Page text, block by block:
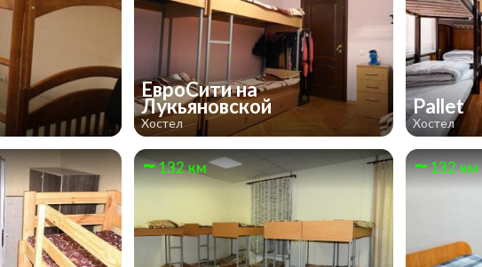
ЕвроСити на
Лукьяновской
Хостел
Pallet
Хостел
132 км 132 км